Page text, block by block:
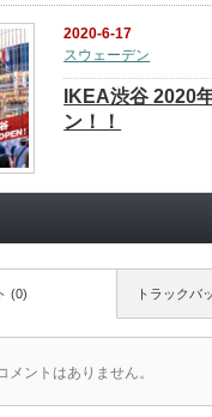
2020-6-17
スウェーデン
IKEA渋谷 2020
ン！！
トラックバ
(0)
メントはありません。